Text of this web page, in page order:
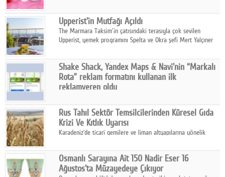
ürünleriyle hem yurt içinde hem de uluslararası pazarlarda
büyümesini sürdürüyor.
Upperist'in Mutfağı Açıldı
The Marmara Taksim'in çatısındaki terasıyla çok sevilen
Upperist, yemek programını Spelta ve Okra şefi Mert Yalçıner
Shake Shack, Yandex Maps & Navi'nin “Markalı
Rota” reklam formatını kullanan ilk
reklamveren oldu
artırmak amacıyla Cereyan Medya ve Yandex Ads iş birliğiyle
Yandex Maps & Navi'nin yeni "Markalı Rota" reklam formatını
kullanan ilk marka oldu.
Rus Tahıl Sektör Temsilcilerinden Küresel Gıda
Krizi Ve Kıtlık Uyarısı
Karadeniz'de ticari gemilere ve liman altyapılarına yönelik
geçirdi.
Osmanlı Sarayına Ait 150 Nadir Eser 16
Ağustos'ta Müzayedeye Çıkıyor